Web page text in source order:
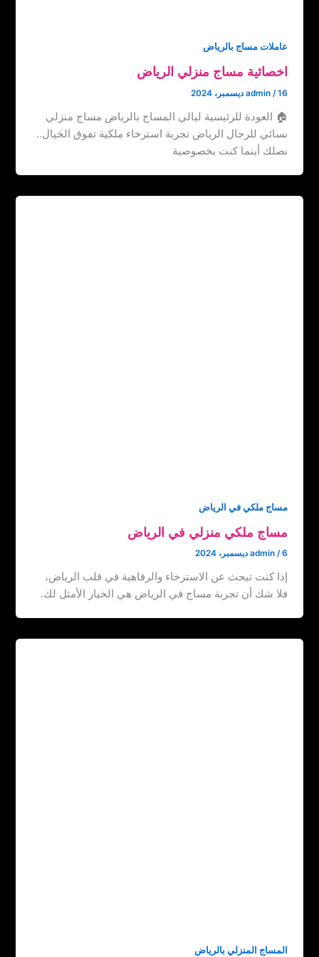
عاملات مساج بالرياض
اخصائية مساج منزلي الرياض
admin /16 ديسمبر، 2024
🏠 العودة للرئيسية ليالي المساج بالرياض مساج منزلي
نسائي للرجال الرياض تجربة استرخاء ملكية تفوق الخيال..
نصلك أينما كنت بخصوصية
مساج ملكي في الرياض
مساج ملكي منزلي في الرياض
admin /6 ديسمبر، 2024
إذا كنت تبحث عن الاسترخاء والرفاهية في قلب الرياض،
فلا شك أن تجربة مساج في الرياض هي الخيار الأمثل لك.
المساج المنزلي بالرياض